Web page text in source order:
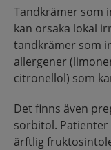
Tandkrämer som
kan orsaka lokal
tandkrämer som
allergener
citronellol) som
Det finns även
sorbitol.
ärftlig